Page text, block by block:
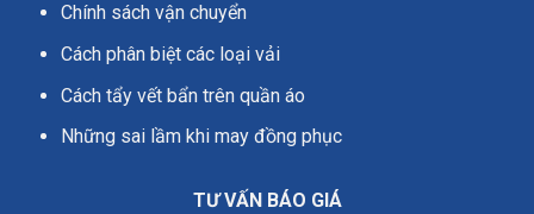
Chính sách vận chuyển
Cách phân biệt các loại vải
Cách tẩy vết bẩn trên quần áo
Những sai lầm khi may đồng phục
TƯ VẤN BÁO GIÁ